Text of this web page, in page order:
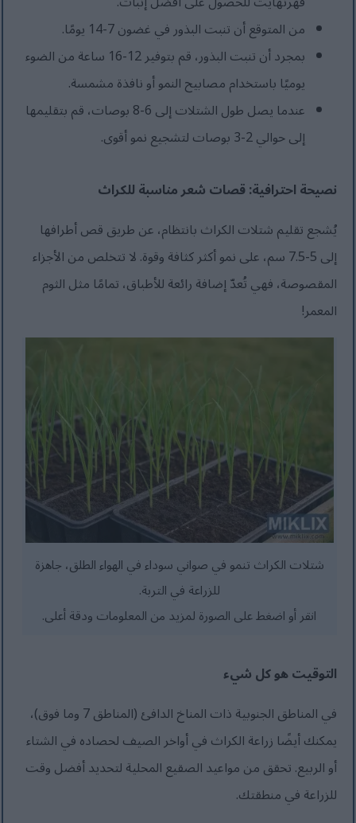
من المتوقع أن تنبت البذور في غضون 7-14 يومًا.
بمجرد أن تنبت البذور، قم بتوفير 12-16 ساعة من الضوء
يوميًا باستخدام مصابيح النمو أو نافذة مشمسة.
عندما يصل طول الشتلات إلى 6-8 بوصات، قم بتقليمها
إلى حوالي 2-3 بوصات لتشجيع نمو أقوى.
نصيحة احترافية: قصات شعر مناسبة للكراث
يُشجع تقليم شتلات الكراث بانتظام، عن طريق قص أطرافها
إلى 5-7.5 سم، على نمو أكثر كثافة وقوة. لا تتخلص من الأجزاء
المقصوصة، فهي تُعدّ إضافة رائعة للأطباق، تمامًا مثل الثوم
المعمر!
شتلات الكراث تنمو في صواني سوداء في الهواء الطلق، جاهزة
للزراعة في التربة.
انقر أو اضغط على الصورة لمزيد من المعلومات ودقة أعلى.
التوقيت هو كل شيء
في المناطق الجنوبية ذات المناخ الدافئ (المناطق 7 وما فوق)،
يمكنك أيضًا زراعة الكراث في أواخر الصيف لحصاده في الشتاء
أو الربيع. تحقق من مواعيد الصقيع المحلية لتحديد أفضل وقت
للزراعة في منطقتك.